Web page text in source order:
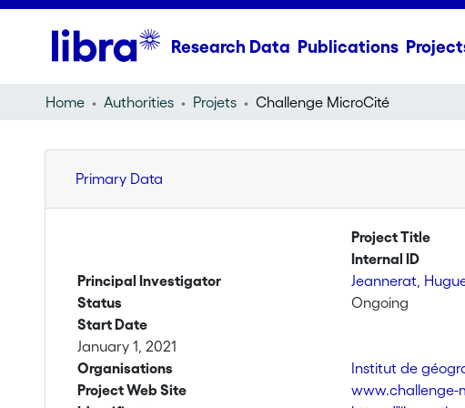
Research Data Publications
Home Authorities Projets Challenge MicroCité
Primary Data
Project Title
Internal ID
Principal Investigator
Jeannerat,
Status
Ongoing
Start Date
January 1, 2021
Organisations
Institut de
Project Web Site
www.challenge-